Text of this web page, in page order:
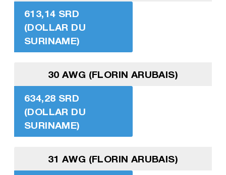
613,14 SRD
(DOLLAR DU
SURINAME)
30 AWG (FLORIN ARUBAIS)
634,28 SRD
(DOLLAR DU
SURINAME)
31 AWG (FLORIN ARUBAIS)